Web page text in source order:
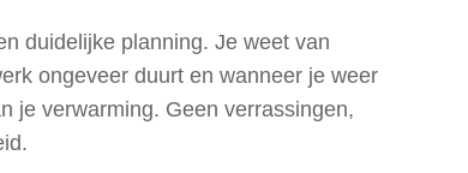
duidelijke planning. Je weet van
ongeveer duurt en wanneer je weer
je verwarming. Geen verrassingen,